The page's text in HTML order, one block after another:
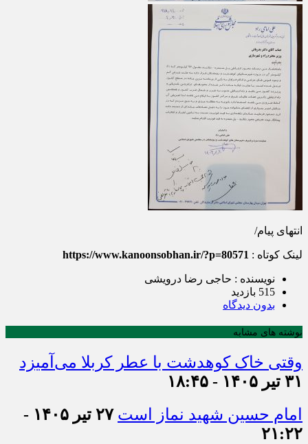
انتهای پیام/
لینک کوتاه : https://www.kanoonsobhan.ir/?p=80571
نویسنده : حاجی رضا درویشی
515 بازدید
بدون دیدگاه
نوشته های مشابه
وقتی خاک کوهدشت با عطر کربلا می‌آمیزد
۳۱ تیر ۱۴۰۵ - ۱۸:۴۵
امام حسین شهید نماز است
۲۷ تیر ۱۴۰۵ -
۲۱:۲۲